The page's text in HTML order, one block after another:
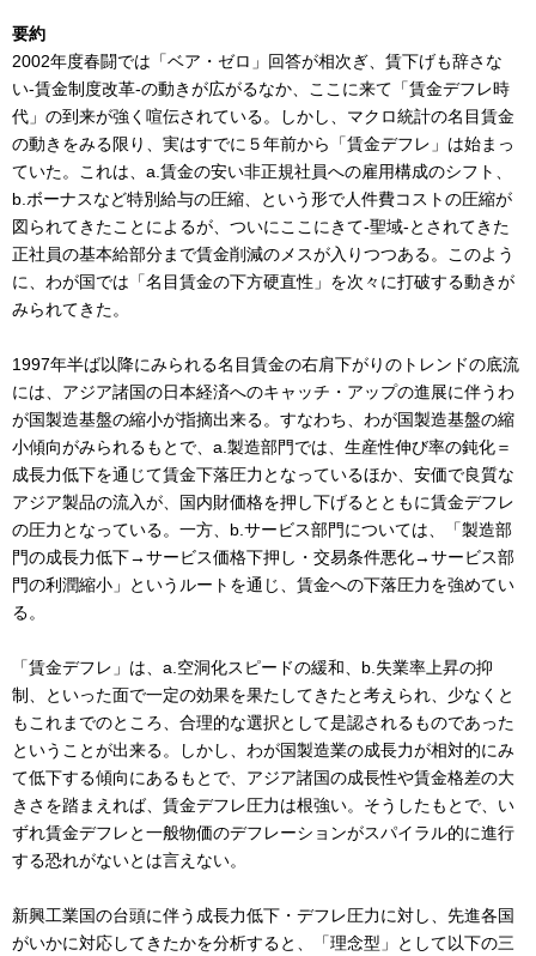
要約
2002年度春闘では「ベア・ゼロ」回答が相次ぎ、賃下げも辞さな
い-賃金制度改革-の動きが広がるなか、ここに来て「賃金デフレ時
代」の到来が強く喧伝されている。しかし、マクロ統計の名目賃金
の動きをみる限り、実はすでに５年前から「賃金デフレ」は始まっ
ていた。これは、a.賃金の安い非正規社員への雇用構成のシフト、
b.ボーナスなど特別給与の圧縮、という形で人件費コストの圧縮が
図られてきたことによるが、ついにここにきて-聖域-とされてきた
正社員の基本給部分まで賃金削減のメスが入りつつある。このよう
に、わが国では「名目賃金の下方硬直性」を次々に打破する動きが
みられてきた。
1997年半ば以降にみられる名目賃金の右肩下がりのトレンドの底流
には、アジア諸国の日本経済へのキャッチ・アップの進展に伴うわ
が国製造基盤の縮小が指摘出来る。すなわち、わが国製造基盤の縮
小傾向がみられるもとで、a.製造部門では、生産性伸び率の鈍化＝
成長力低下を通じて賃金下落圧力となっているほか、安価で良質な
アジア製品の流入が、国内財価格を押し下げるとともに賃金デフレ
の圧力となっている。一方、b.サービス部門については、「製造部
門の成長力低下→サービス価格下押し・交易条件悪化→サービス部
門の利潤縮小」というルートを通じ、賃金への下落圧力を強めてい
る。
「賃金デフレ」は、a.空洞化スピードの緩和、b.失業率上昇の抑
制、といった面で一定の効果を果たしてきたと考えられ、少なくと
もこれまでのところ、合理的な選択として是認されるものであった
ということが出来る。しかし、わが国製造業の成長力が相対的にみ
て低下する傾向にあるもとで、アジア諸国の成長性や賃金格差の大
きさを踏まえれば、賃金デフレ圧力は根強い。そうしたもとで、い
ずれ賃金デフレと一般物価のデフレーションがスパイラル的に進行
する恐れがないとは言えない。
新興工業国の台頭に伴う成長力低下・デフレ圧力に対し、先進各国
がいかに対応してきたかを分析すると、「理念型」として以下の三